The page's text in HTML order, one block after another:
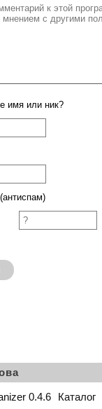
имя или ник?
0.4.6 Каталог